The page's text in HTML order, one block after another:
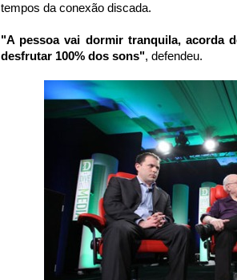
tempos da conexão discada.
"A pessoa vai dormir tranquila, acorda
desfrutar 100% dos sons", defendeu.